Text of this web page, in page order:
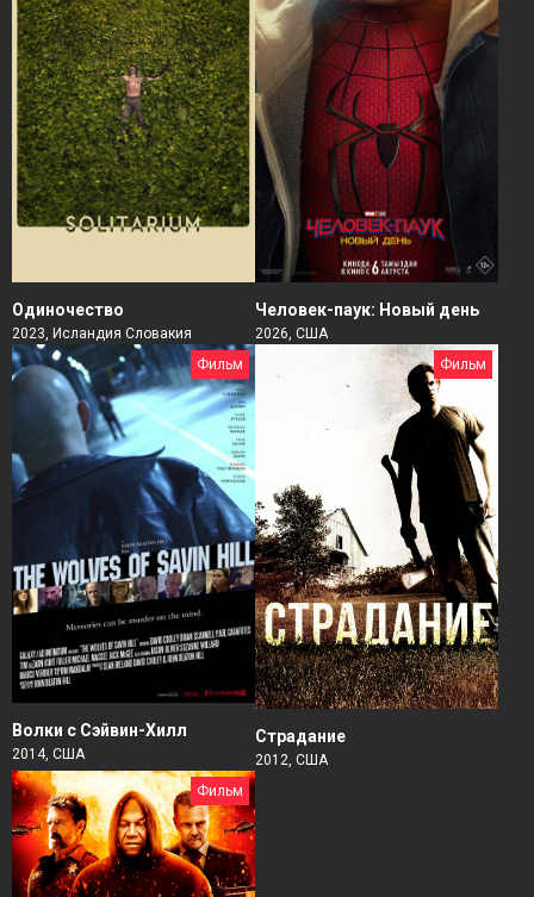
Одиночество
2023, Исландия Словакия
Человек-паук: Новый день
2026, США
Фильм
Волки с Сэйвин-Хилл
2014, США
Фильм
Страдание
2012, США
Фильм